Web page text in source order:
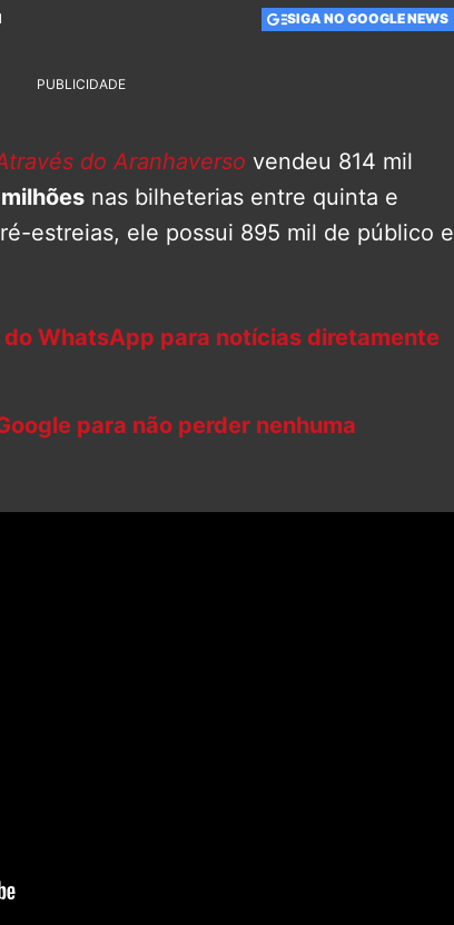
SIGA NO GOOGLE NEWS
PUBLICIDADE
do Aranhaverso vendeu 814 mil
nas bilheterias entre quinta e
estreias, ele possui 895 mil de público e
do WhatsApp para notícias diretamente
para não perder nenhuma